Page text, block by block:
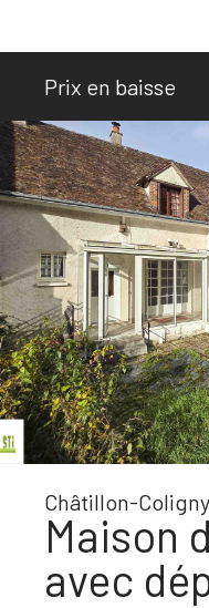
Prix en baisse
Châtillon-
Maison
avec